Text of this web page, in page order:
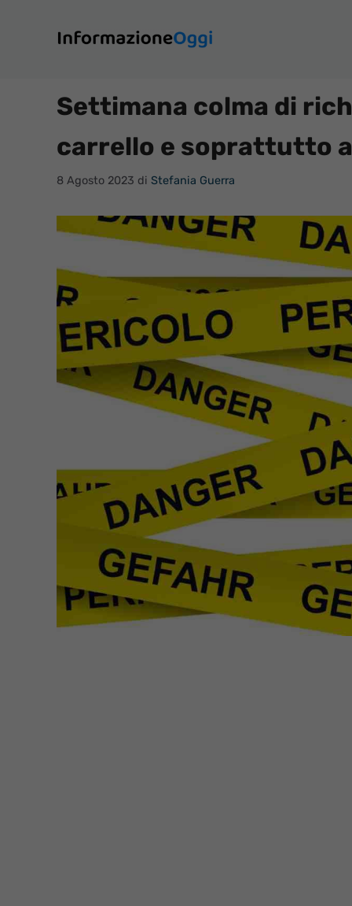
contenuto
Settimana colma di
carrello e soprattutto
8 Agosto 2023 di Stefania Guerra